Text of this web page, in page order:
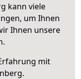
kann viele
um Ihnen
Ihnen unsere
mit
.